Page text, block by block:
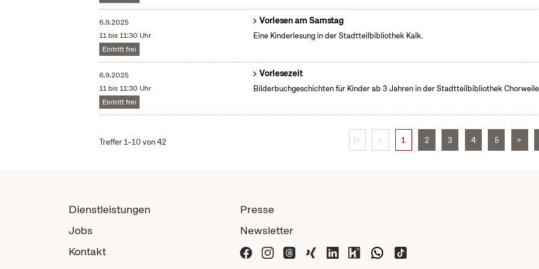
6.9.2025
11 bis 11:30 Uhr
Eintritt frei
Vorlesen am Samstag
Eine Kinderlesung in der Stadtteilbibliothek Kalk.
6.9.2025
11 bis 11:30 Uhr
Eintritt frei
Vorlesezeit
Bilderbuchgeschichten für Kinder ab 3 Jahren in der Stadtteilbibliothek
Treffer 1–10 von 42 |< < 1 2 3 4 5 >
Dienstleistungen
Jobs
Kontakt
Presse
Newsletter